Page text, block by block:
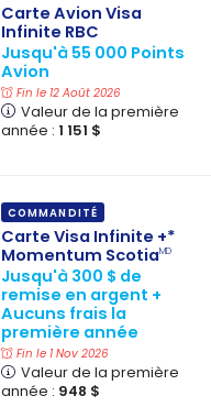
Carte Avion Visa
Infinite RBC
Jusqu'à 55 000 Points
Avion
Fin le 12 Août 2026
Valeur de la première
année : 1 151 $
COMMANDITÉ
Carte Visa Infinite +*
Momentum ScotiaMD
Jusqu'à 300 $ de
remise en argent +
Aucuns frais la
première année
Fin le 1 Nov 2026
Valeur de la première
année : 948 $